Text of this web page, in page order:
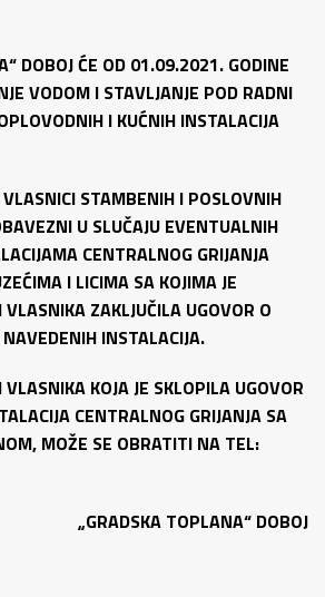
DOBOJ ĆE OD 01.09.2021. GODINE
VODOM I STAVLJANJE POD RADNI
I KUĆNIH INSTALACIJA
STAMBENIH I POSLOVNIH
U SLUČAJU EVENTUALNIH
CENTRALNOG GRIJANJA
I LICIMA SA KOJIMA JE
ZAKLJUČILA UGOVOR O
INSTALACIJA.
KOJA JE SKLOPILA UGOVOR
CENTRALNOG GRIJANJA SA
MOŽE SE OBRATITI NA TEL:
„GRADSKA TOPLANA“ DOBOJ